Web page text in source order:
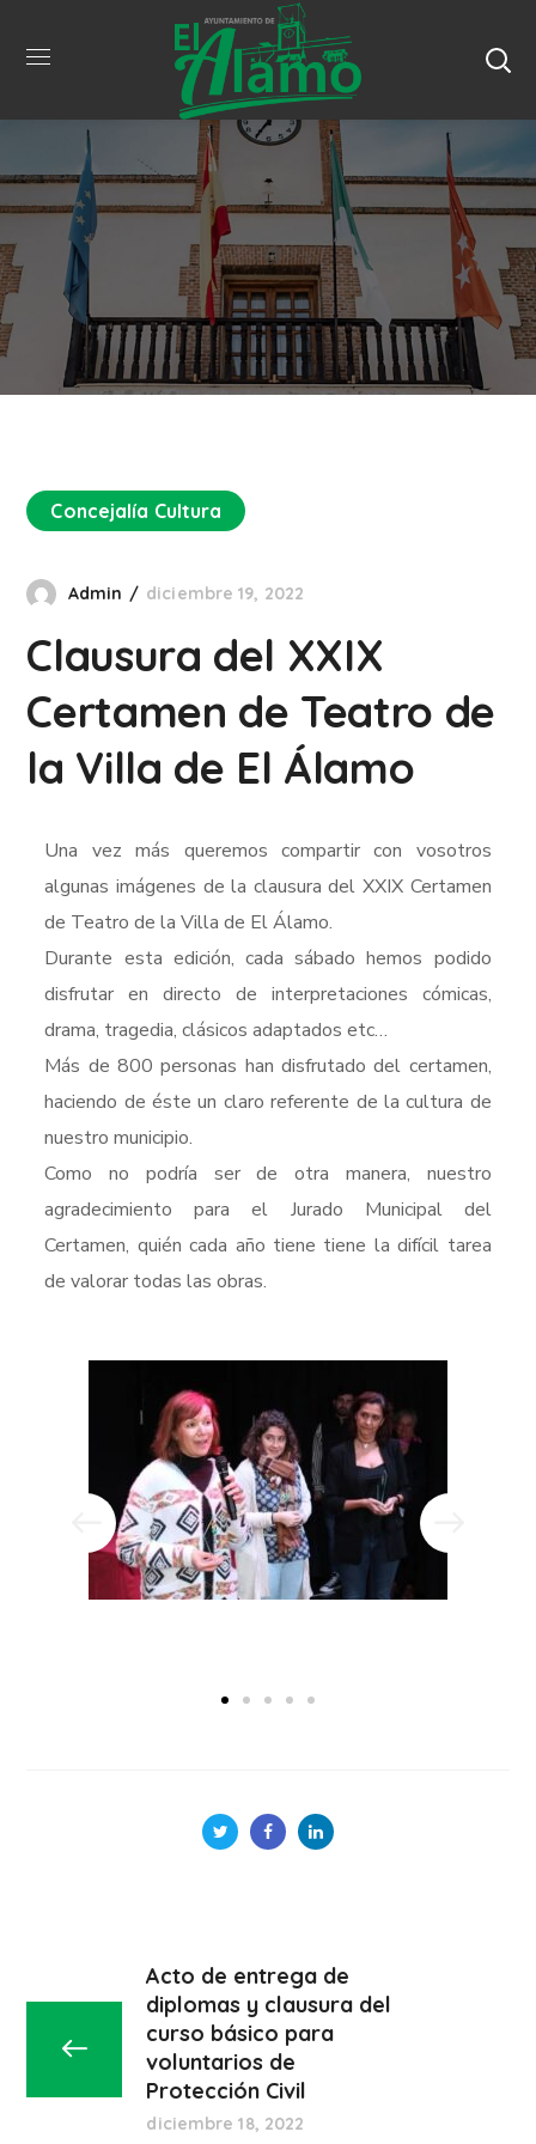
Concejalía Cultura
Admin diciembre 19, 2022
Clausura del XXIX
Certamen de Teatro de
la Villa de El Álamo
Una vez más queremos compartir con vosotros
algunas imágenes de la clausura del XXIX Certamen
de Teatro de la Villa de El Álamo.
Durante esta edición, cada sábado hemos podido
disfrutar en directo de interpretaciones cómicas,
drama, tragedia, clásicos adaptados etc…
Más de 800 personas han disfrutado del certamen,
haciendo de éste un claro referente de la cultura de
nuestro municipio.
Como no podría ser de otra manera, nuestro
agradecimiento para el Jurado Municipal del
Certamen, quién cada año tiene tiene la difícil tarea
de valorar todas las obras.
Acto de entrega de
diplomas y clausura del
curso básico para
voluntarios de
Protección Civil
diciembre 18, 2022